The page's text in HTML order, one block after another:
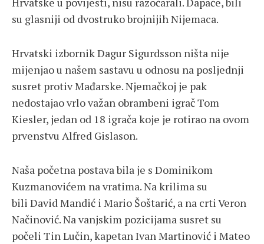
su glasniji od dvostruko brojnijih Nijemaca.
Hrvatski izbornik Dagur Sigurdsson ništa nije
mijenjao u našem sastavu u odnosu na posljednji
susret protiv Mađarske. Njemačkoj je pak
nedostajao vrlo važan obrambeni igrač Tom
Kiesler, jedan od 18 igrača koje je rotirao na ovom
prvenstvu Alfred Gislason.
Naša početna postava bila je s Dominikom
Kuzmanovićem na vratima. Na krilima su
bili David Mandić i Mario Šoštarić, a na crti Veron
Načinović. Na vanjskim pozicijama susret su
počeli Tin Lučin, kapetan Ivan Martinović i Mateo